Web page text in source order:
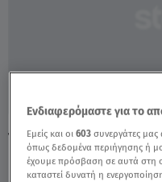
Τοξότης 8/2/2021 -
Προβλέψεις - Video
Ενδιαφερόμαστε για το
Εμείς και οι603 συνεργάτες
όπως δεδομένα περιήγησης ή
έχουμε πρόσβαση σε αυτά στη
καταστεί δυνατή η